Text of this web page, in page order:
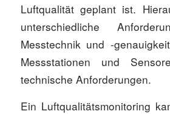
Luftqualität geplant ist.
unterschiedliche
Messtechnik und -
Messstationen und
technische Anforderungen.
Ein Luftqualitätsmonitoring